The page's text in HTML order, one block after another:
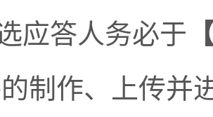
应答人务必于
制作、上传并